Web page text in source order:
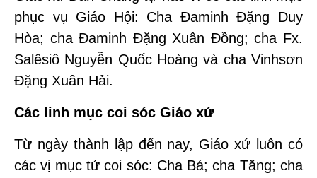
phục vụ Giáo Hội: Cha Đaminh Đặng Duy
Hòa; cha Đaminh Đặng Xuân Đồng; cha Fx.
Salêsiô Nguyễn Quốc Hoàng và cha Vinhsơn
Đặng Xuân Hải.
Các linh mục coi sóc Giáo xứ
Từ ngày thành lập đến nay, Giáo xứ luôn có
các vị mục tử coi sóc: Cha Bá; cha Tăng; cha